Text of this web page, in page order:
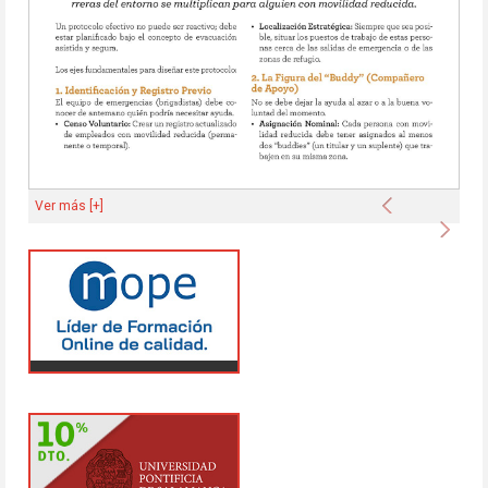
Anterior
Ver más [+]